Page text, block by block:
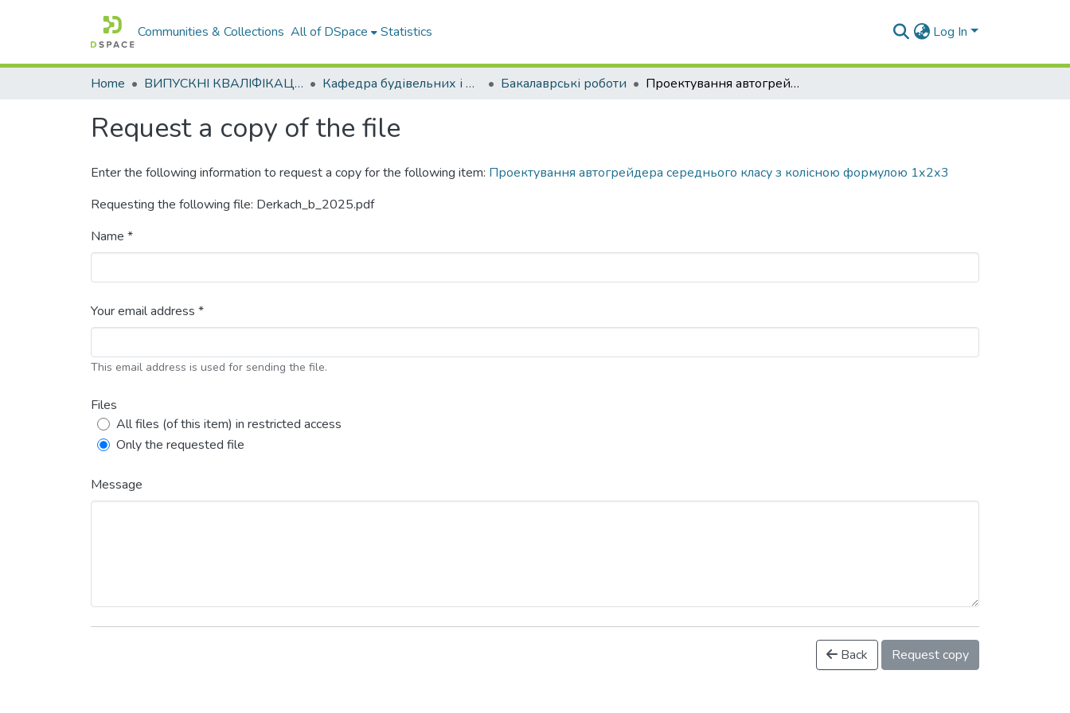
Communities & Collections All of DSpace Statistics Log In
Home ВИПУСКНІ КВАЛІФІКАЦІЙНІ РОБОТИ Кафедра будівельних і дорожніх машин Бакалаврські роботи Проектування автогрейдера середнього класу з колісною формулою 1х2х3
Request a copy of the file
Enter the following information to request a copy for the following item: Проектування автогрейдера середнього класу з колісною формулою 1х2х3
Requesting the following file: Derkach_b_2025.pdf
Name *
Your email address *
This email address is used for sending the file.
Files
All files (of this item) in restricted access
Only the requested file
Message
Back Request copy